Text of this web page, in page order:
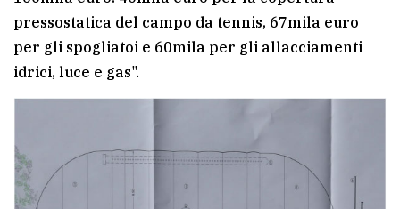
pressostatica del campo da tennis, 67mila euro
per gli spogliatoi e 60mila per gli allacciamenti
idrici, luce e gas".